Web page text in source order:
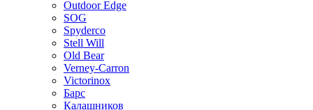
Outdoor Edge
SOG
Spyderco
Stell Will
Old Bear
Verney-Carron
Victorinox
Барс
Калашников